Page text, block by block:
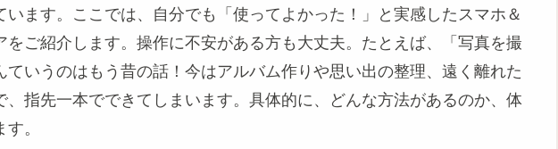
います。ここでは、自分でも「使ってよかった！」と実感したスマホ＆
をご紹介します。操作に不安がある方も大丈夫。たとえば、「写真を撮
いうのはもう昔の話！今はアルバム作りや思い出の整理、遠く離れた
、指先一本でできてしまいます。具体的に、どんな方法があるのか、体
。